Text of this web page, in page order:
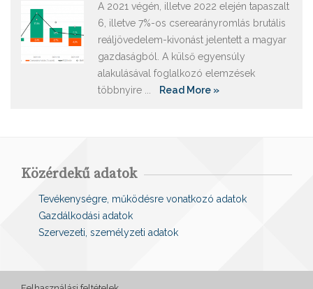
A 2021 végén, illetve 2022 elején tapaszalt
6, illetve 7%-os cserearányromlás brutális
reáljövedelem-kivonást jelentett a magyar
gazdaságból. A külső egyensúly
alakulásával foglalkozó elemzések
többnyire ...
Read More »
Közérdekű adatok
Tevékenységre, működésre vonatkozó adatok
Gazdálkodási adatok
Szervezeti, személyzeti adatok